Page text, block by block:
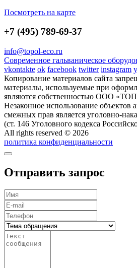
Посмотреть на карте
+7 (495) 789-69-37
info@topol-eco.ru
Современное гальваническое
vkontakte ok facebook twitter instagram
Копирование материалов сайта
материалы, используемые при
являются собственностью ООО
Незаконное использование объектов
смежных прав является уголовно-
(ст. 146 Уголовного кодекса
All rights reserved © 2026
политика конфиденциальности
Отправить запрос